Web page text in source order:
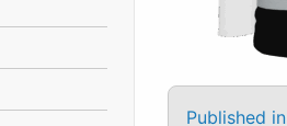
Published in